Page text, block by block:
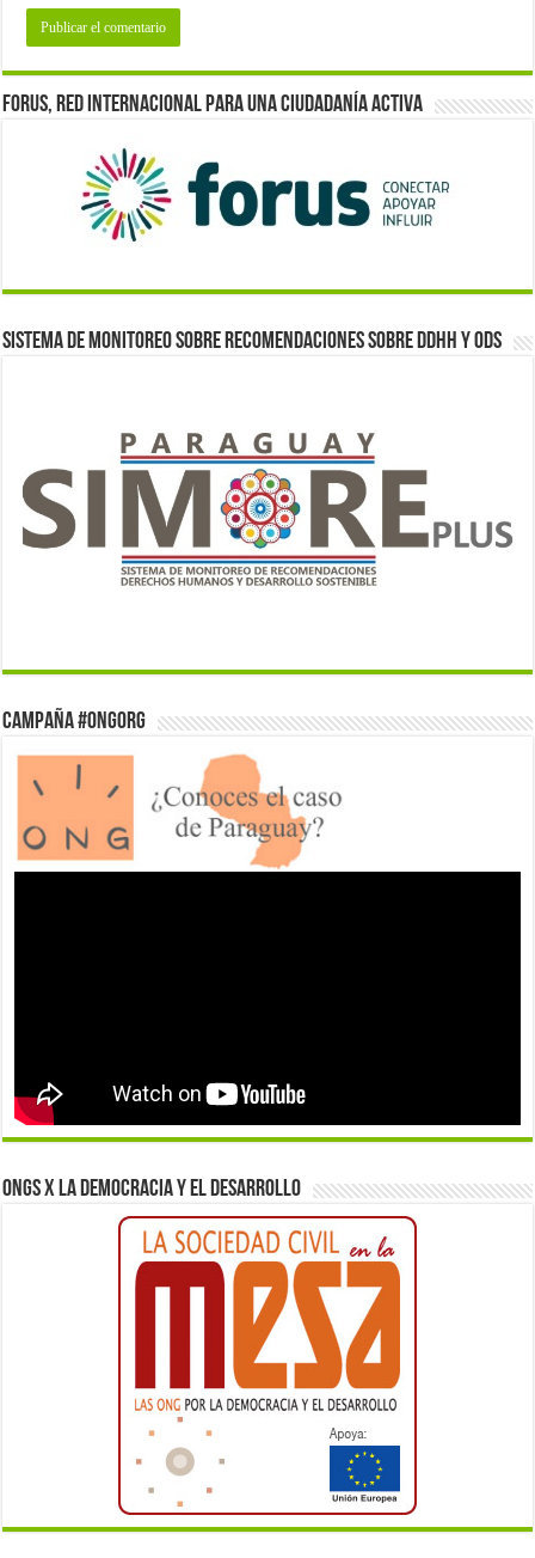
Forus, red internacional para una ciudadanía activa
Sistema de monitoreo sobre recomendaciones sobre DDHH y ODS
Campaña #ONGorg
ONGs x la democracia y el desarrollo